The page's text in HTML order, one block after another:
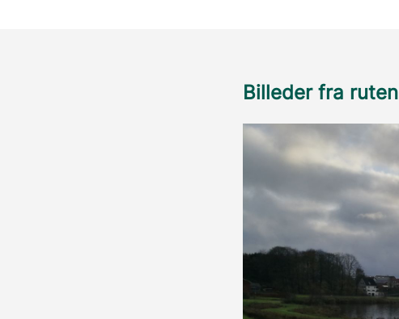
Billeder fra ruten